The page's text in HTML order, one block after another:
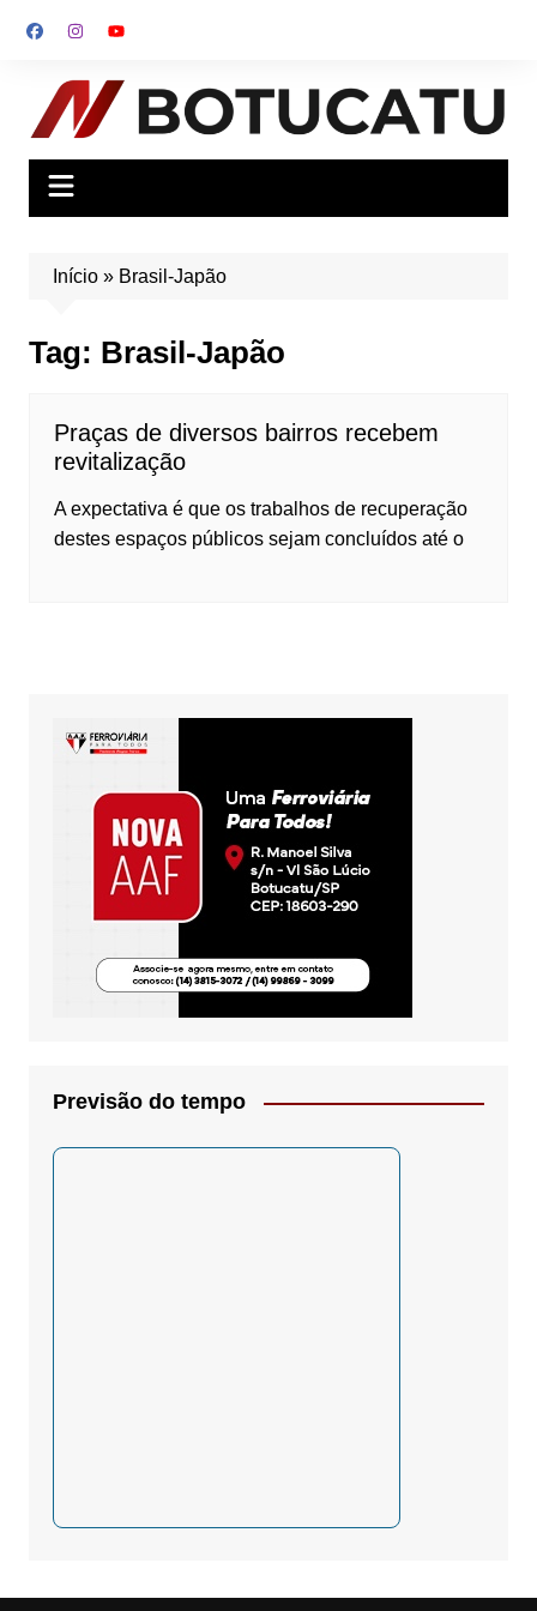
para
conteúdo
Início» Brasil-Japão
Tag: Brasil-Japão
Praças de diversos bairros recebem
revitalização
A expectativa é que os trabalhos de recuperação
destes espaços públicos sejam concluídos até o
Previsão do tempo